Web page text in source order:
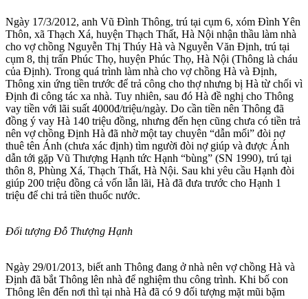
Ngày 17/3/2012, anh Vũ Đình Thông, trú tại cụm 6, xóm Đình Yên
Thôn, xã Thạch Xá, huyện Thạch Thất, Hà Nội nhận thầu làm nhà
cho vợ chồng Nguyễn Thị Thúy Hà và Nguyễn Văn Định, trú tại
cụm 8, thị trấn Phúc Thọ, huyện Phúc Thọ, Hà Nội (Thông là cháu
của Định). Trong quá trình làm nhà cho vợ chồng Hà và Định,
Thông xin ứng tiền trước để trả công cho thợ nhưng bị Hà từ chối vì
Định đi công tác xa nhà. Tuy nhiên, sau đó Hà đề nghị cho Thông
vay tiền với lãi suất 4000đ/triệu/ngày. Do cần tiền nên Thông đã
đồng ý vay Hà 140 triệu đồng, nhưng đến hẹn cũng chưa có tiền trả
nên vợ chồng Định Hà đã nhờ một tay chuyên “dẫn mối” đòi nợ
thuê tên Ánh (chưa xác định) tìm người đòi nợ giúp và được Ánh
dẫn tới gặp Vũ Thượng Hạnh tức Hạnh “bùng” (SN 1990), trú tại
thôn 8, Phùng Xá, Thạch Thất, Hà Nội. Sau khi yêu cầu Hạnh đòi
giúp 200 triệu đồng cả vốn lẫn lãi, Hà đã đưa trước cho Hạnh 1
triệu để chi trả tiền thuốc nước.
Đối tượng Đỗ Thượng Hạnh
Ngày 29/01/2013, biết anh Thông đang ở nhà nên vợ chồng Hà và
Định đã bắt Thông lên nhà để nghiệm thu công trình. Khi bố con
Thông lên đến nơi thì tại nhà Hà đã có 9 đối tượng mặt mũi bặm